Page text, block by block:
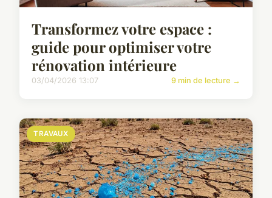
Transformez votre espace :
guide pour optimiser votre
rénovation intérieure
03/04/2026 13:07 9 min de lecture →
TRAVAUX